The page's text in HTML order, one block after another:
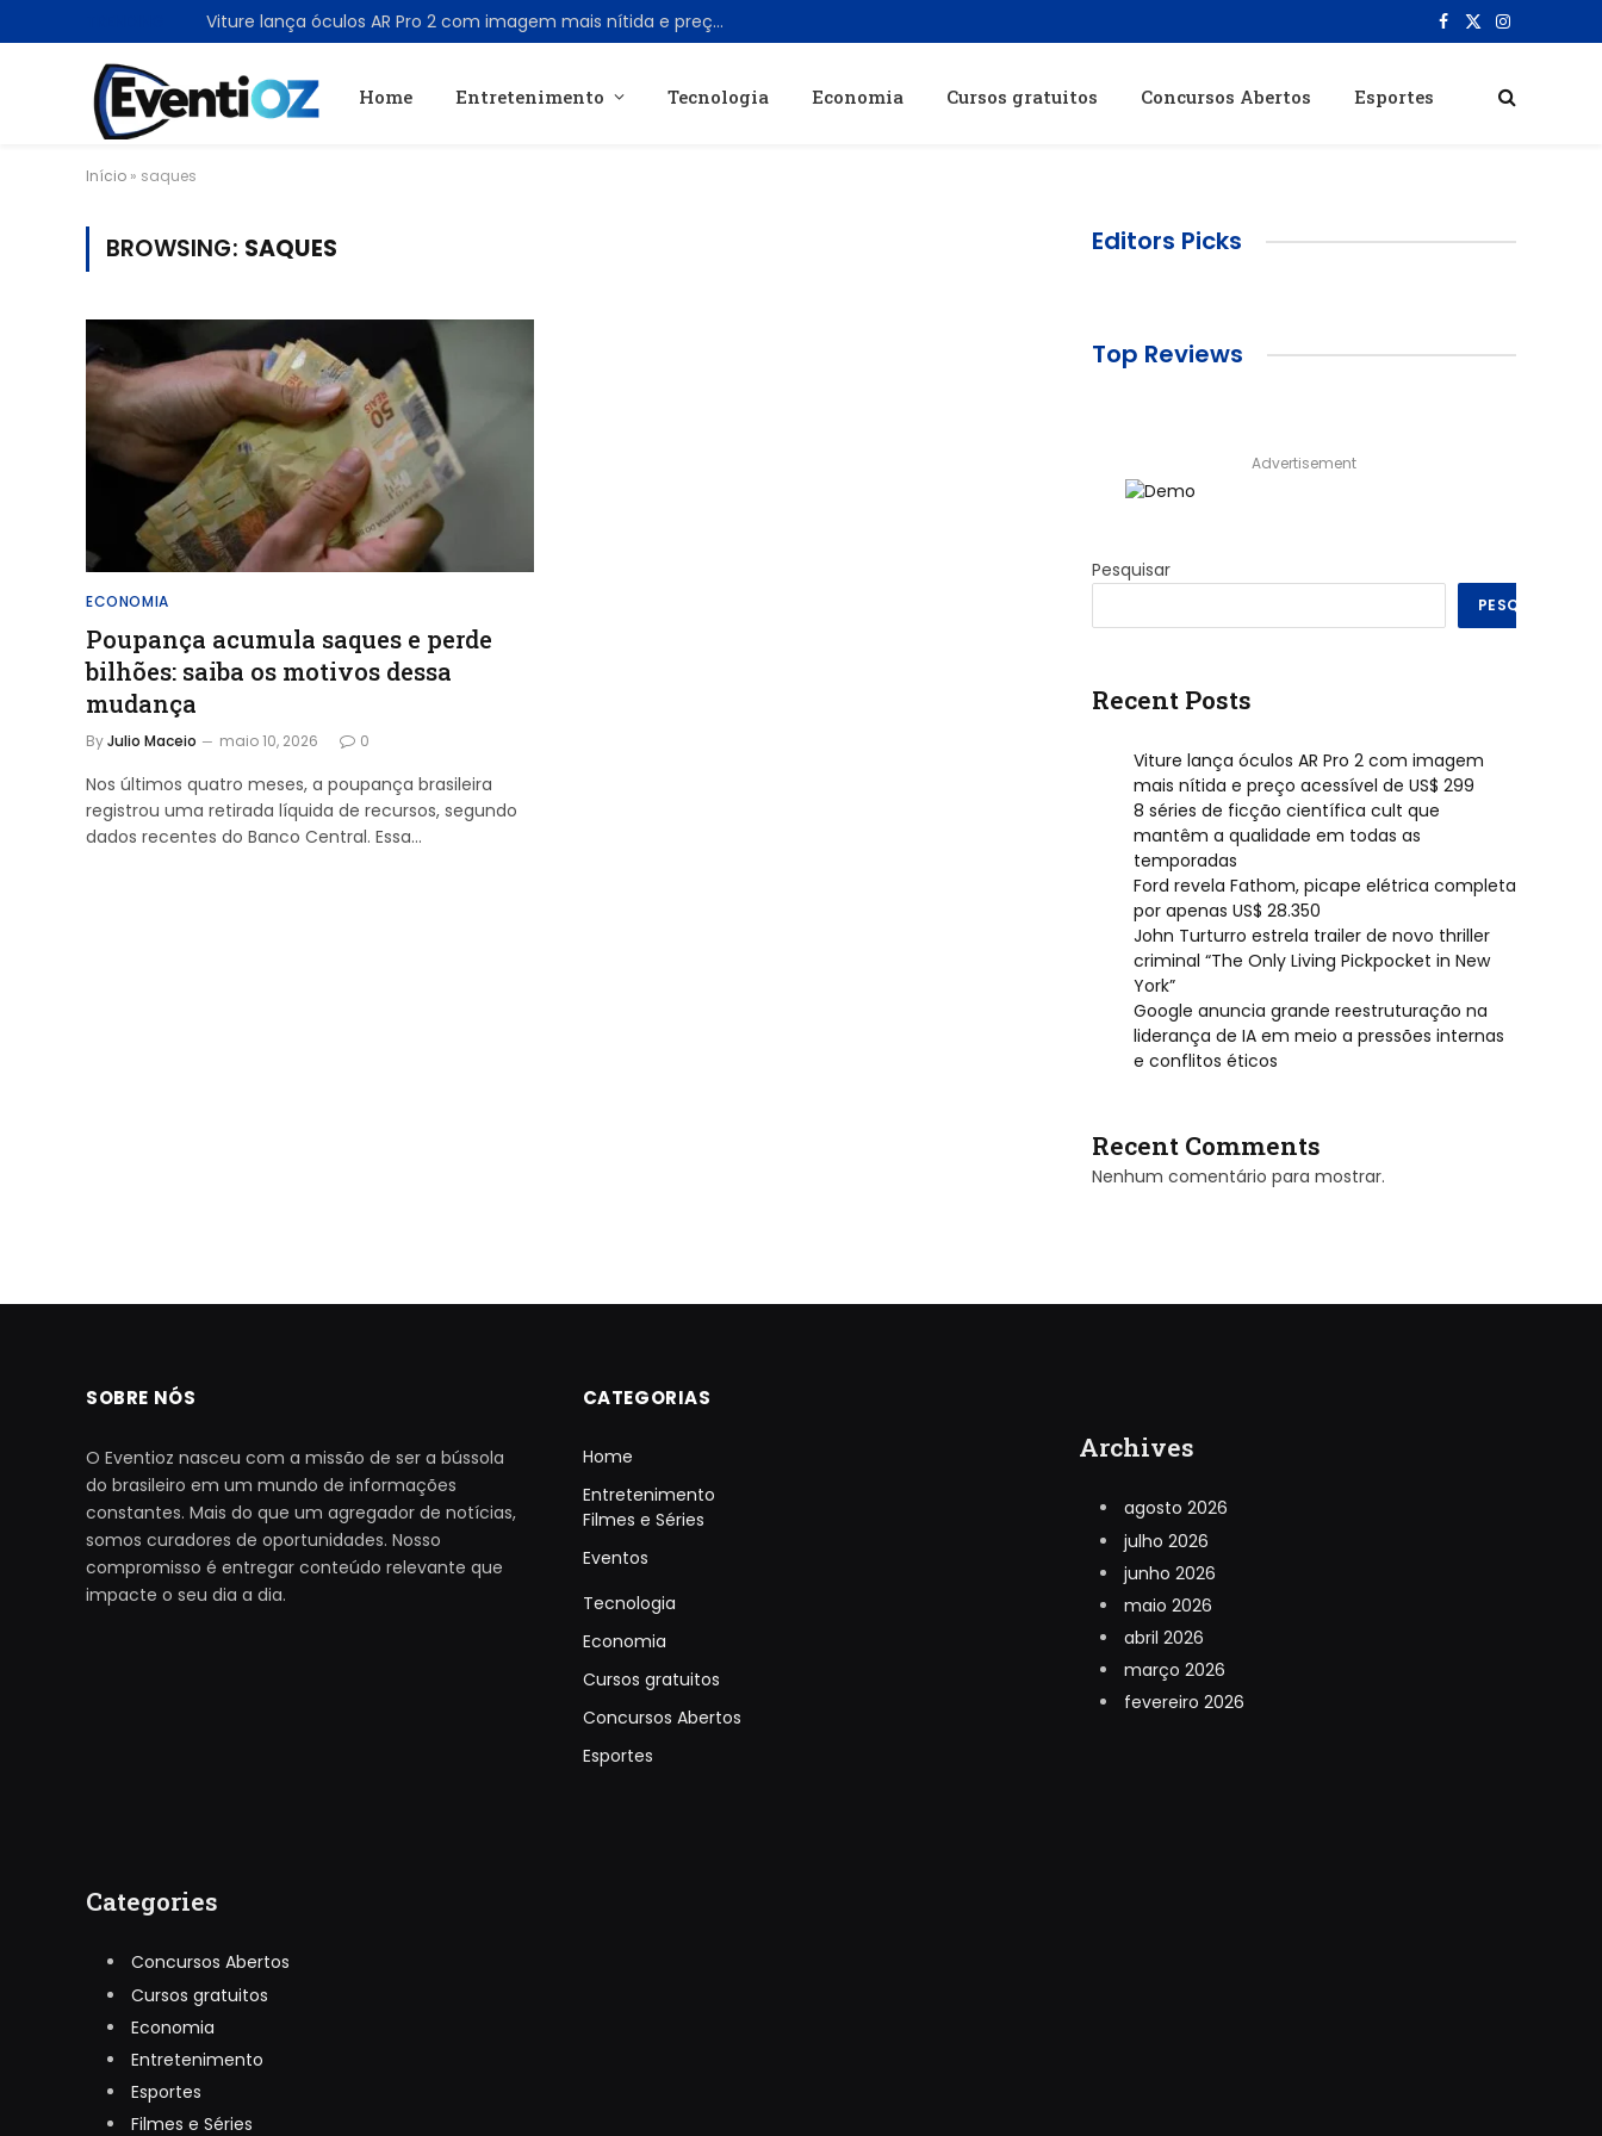
Viture lança óculos AR Pro 2 com imagem mais nítida e preço acessível de US$ 299 Facebook
X
Instagram
Home Entretenimento Tecnologia Economia Cursos gratuitos Concursos Abertos Esportes
Início » saques
BROWSING: SAQUES
ECONOMIA
Poupança acumula saques e perde
bilhões: saiba os motivos dessa
mudança
ByJulio Maceio maio 10, 2026 0
Nos últimos quatro meses, a poupança brasileira
registrou uma retirada líquida de recursos, segundo
dados recentes do Banco Central. Essa…
Editors Picks
Top Reviews
Advertisement
Pesquisar
PESQUISAR
Recent Posts
Viture lança óculos AR Pro 2 com imagem
mais nítida e preço acessível de US$ 299
8 séries de ficção científica cult que
mantêm a qualidade em todas as
temporadas
Ford revela Fathom, picape elétrica completa
por apenas US$ 28.350
John Turturro estrela trailer de novo thriller
criminal “The Only Living Pickpocket in New
York”
Google anuncia grande reestruturação na
liderança de IA em meio a pressões internas
e conflitos éticos
Recent Comments
Nenhum comentário para mostrar.
SOBRE NÓS
O Eventioz nasceu com a missão de ser a bússola
do brasileiro em um mundo de informações
constantes. Mais do que um agregador de notícias,
somos curadores de oportunidades. Nosso
compromisso é entregar conteúdo relevante que
impacte o seu dia a dia.
CATEGORIAS
Home
Entretenimento
Filmes e Séries
Eventos
Tecnologia
Economia
Cursos gratuitos
Concursos Abertos
Esportes
Archives
agosto 2026
julho 2026
junho 2026
maio 2026
abril 2026
março 2026
fevereiro 2026
Categories
Concursos Abertos
Cursos gratuitos
Economia
Entretenimento
Esportes
Filmes e Séries